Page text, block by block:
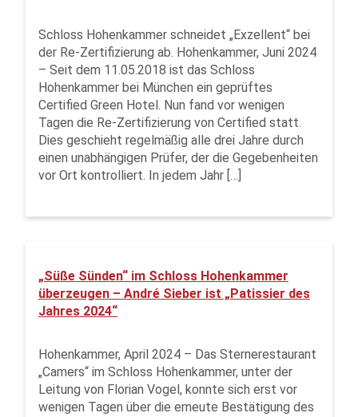
Schloss Hohenkammer schneidet „Exzellent“ bei
der Re-Zertifizierung ab. Hohenkammer, Juni 2024
– Seit dem 11.05.2018 ist das Schloss
Hohenkammer bei München ein geprüftes
Certified Green Hotel. Nun fand vor wenigen
Tagen die Re-Zertifizierung von Certified statt.
Dies geschieht regelmäßig alle drei Jahre durch
einen unabhängigen Prüfer, der die Gegebenheiten
vor Ort kontrolliert. In jedem Jahr […]
„Süße Sünden“ im Schloss Hohenkammer
überzeugen – André Sieber ist „Patissier des
Jahres 2024“
Hohenkammer, April 2024 – Das Sternerestaurant
„Camers“ im Schloss Hohenkammer, unter der
Leitung von Florian Vogel, konnte sich erst vor
wenigen Tagen über die erneute Bestätigung des